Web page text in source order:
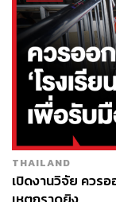
ปรากฏการณ์ในปั
ดังนั้นนักดาราศา
มากกว่าซูเปอร์โ
เวลาได้ไกลกว่า
ช่วงแรกนั้นจบลง
อยู่ใกล้และไกล
หรือก็คือไม่สามา
หรือ Time Dilation
THAILAND
เปิดงานวิจัย ควร